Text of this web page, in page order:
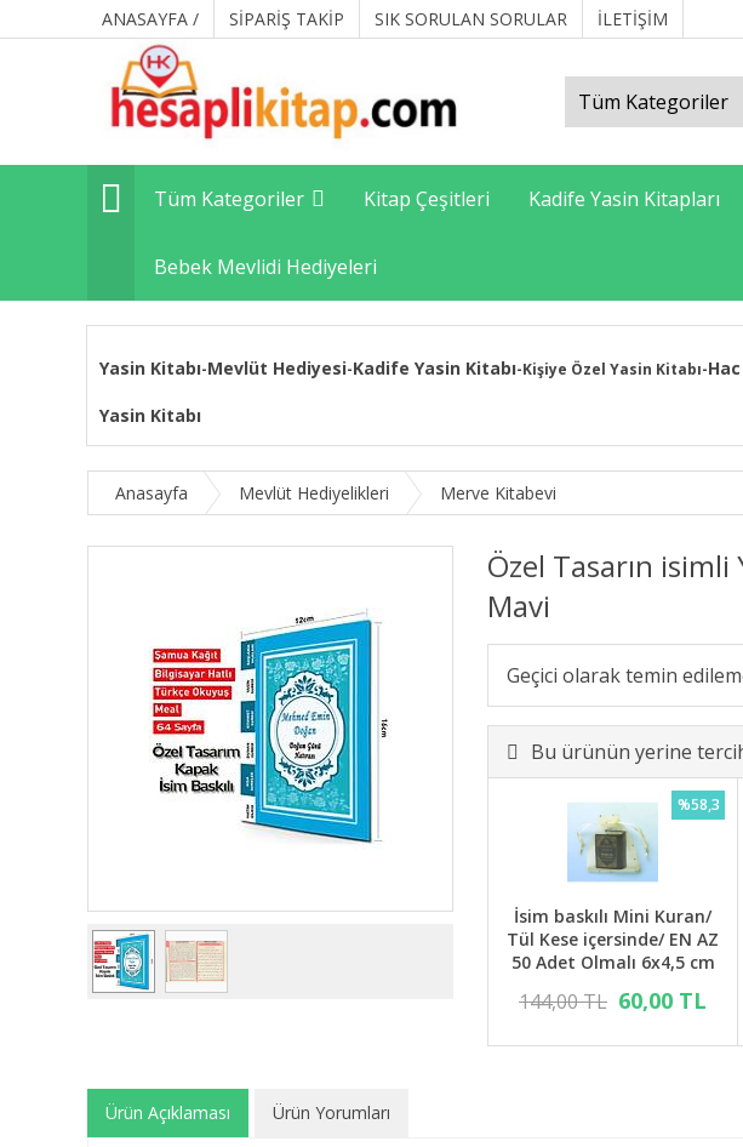
ANASAYFA / SİPARİŞ TAKİP SIK SORULAN SORULAR İLETİŞİM
Tüm Kategoriler Kitap Çeşitleri Kadife Yasin Kitapları
Bebek Mevlidi Hediyeleri
Yasin Kitabı-Mevlüt Hediyesi-Kadife Yasin Kitabı-Kişiye Özel Yasin Kitabı-
Yasin Kitabı
Anasayfa Mevlüt Hediyelikleri Merve Kitabevi
Özel Tasarın isimli
Mavi
Geçici olarak temin
Bu ürünün yerine
İsim baskılı Mini Kuran/
Tül Kese içersinde/ EN AZ
50 Adet Olmalı 6x4,5 cm
144,00 TL 60,00 TL
%58,3
Ürün Açıklaması Ürün Yorumları